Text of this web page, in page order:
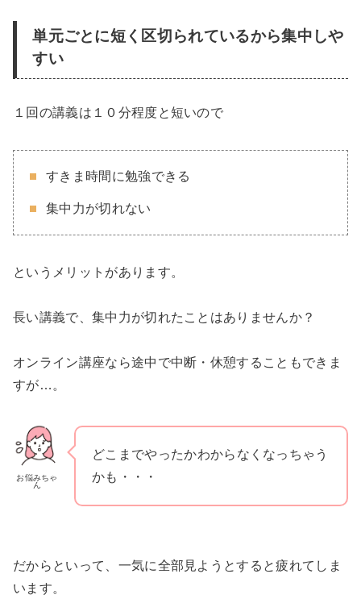
単元ごとに短く区切られているから集中しや
すい
１回の講義は１０分程度と短いので
すきま時間に勉強できる
集中力が切れない
というメリットがあります。
長い講義で、集中力が切れたことはありませんか？
オンライン講座なら途中で中断・休憩することもできま
すが…。
お悩みちゃ
ん
どこまでやったかわからなくなっちゃう
かも・・・
だからといって、一気に全部見ようとすると疲れてしま
います。